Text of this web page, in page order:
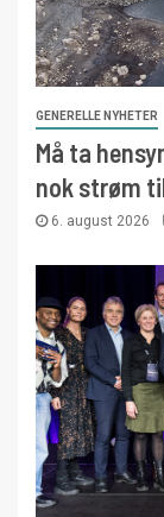
GENERELLE NYHETER
Må ta
nok strøm
6. august 2026